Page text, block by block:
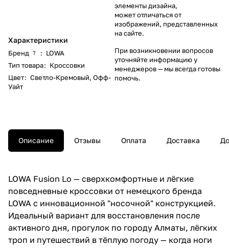
Характеристики
Бренд ? : LOWA
Тип товара: Кроссовки
Цвет: Светло-Кремовый, Офф-
Уайт
элементы дизайна,
может отличаться от
изображений, представленных
на сайте.
При возникновении вопросов
уточняйте информацию у
менеджеров— мы всегда готовы
помочь.
Описание Отзывы Оплата Доставка
LOWA Fusion Lo — сверхкомфортные и лёгкие
повседневные кроссовки от немецкого бренда
LOWA с инновационной "носочной" конструкцией.
Идеальный вариант для восстановления после
активного дня, прогулок по городу Алматы, лёгких
троп и путешествий в тёплую погоду — когда ноги